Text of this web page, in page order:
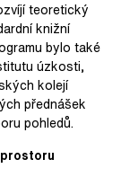
teoretický
knižní
bylo také
úzkosti,
kolejí
přednášek
pohledů.